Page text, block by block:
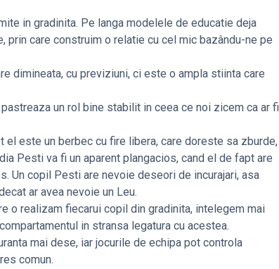
in gradinita. Pe langa modelele de educatie deja
prin care construim o relatie cu cel mic bazându-ne pe
dimineata, cu previziuni, ci este o ampla stiinta care
un rol bine stabilit in ceea ce noi zicem ca ar fi
el este un berbec cu fire libera, care doreste sa zburde,
Pesti va fi un aparent plangacios, cand el de fapt are
Un copil Pesti are nevoie deseori de incurajari, asa
ar avea nevoie un Leu.
o realizam fiecarui copil din gradinita, intelegem mai
in stransa legatura cu acestea.
mai dese, iar jocurile de echipa pot controla
comun.